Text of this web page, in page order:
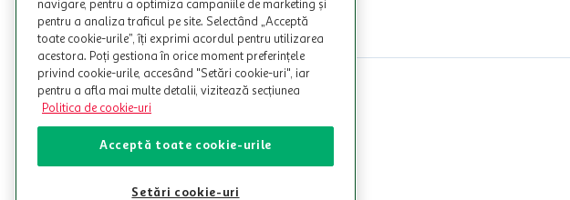
navigare, pentru a optimiza campaniile de marketing și
pentru a analiza traficul pe site. Selectând „Acceptă
toate cookie-urile”, îți exprimi acordul pentru utilizarea
acestora. Poți gestiona în orice moment preferințele
privind cookie-urile, accesând "Setări cookie-uri", iar
pentru a afla mai multe detalii, vizitează secțiunea
Politica de cookie-uri
Acceptă toate cookie-urile
Setări cookie-uri